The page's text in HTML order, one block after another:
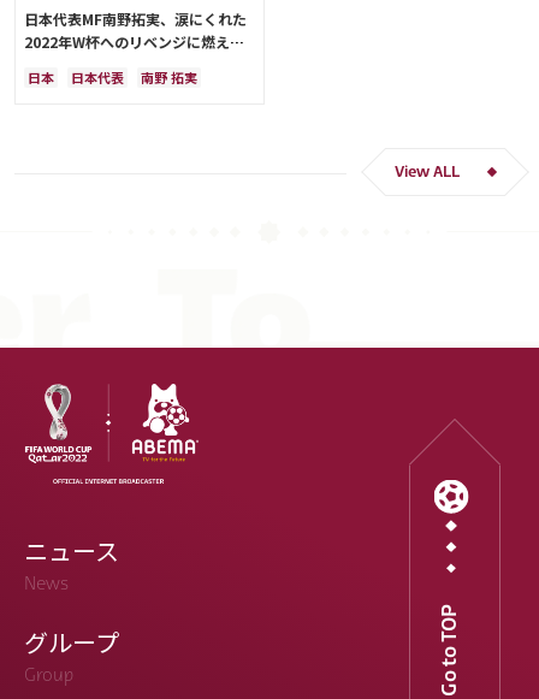
日本代表MF南野拓実、涙にくれた
2022年W杯へのリベンジに燃える
ー人生をかけた戦い」
日本 日本代表
南野 拓実
View ALL
ニュース
News
グループ
Group Go to TOP